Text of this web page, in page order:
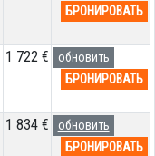
БРОНИРОВАТЬ
1 722 €
обновить
БРОНИРОВАТЬ
1 834 €
обновить
БРОНИРОВАТЬ